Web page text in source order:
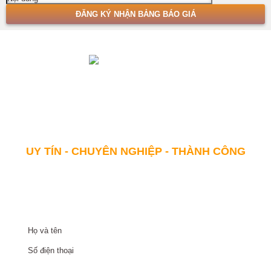
UY TÍN - CHUYÊN NGHIỆP - THÀNH CÔNG